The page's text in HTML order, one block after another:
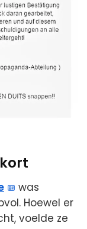
was
Hoewel er
voelde ze